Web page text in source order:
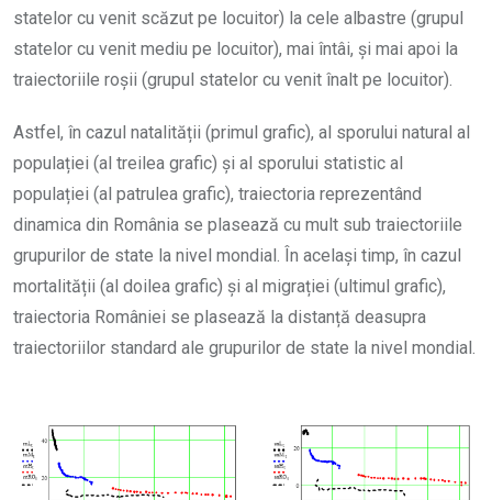
statelor cu venit scăzut pe locuitor) la cele albastre (grupul
statelor cu venit mediu pe locuitor), mai întâi, și mai apoi la
traiectoriile roșii (grupul statelor cu venit înalt pe locuitor).
Astfel, în cazul natalității (primul grafic), al sporului natural al
populației (al treilea grafic) și al sporului statistic al
populației (al patrulea grafic), traiectoria reprezentând
dinamica din România se plasează cu mult sub traiectoriile
grupurilor de state la nivel mondial. În același timp, în cazul
mortalității (al doilea grafic) și al migrației (ultimul grafic),
traiectoria României se plasează la distanță deasupra
traiectoriilor standard ale grupurilor de state la nivel mondial.